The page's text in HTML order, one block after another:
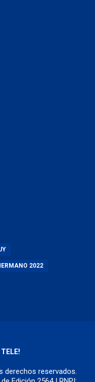
2022
TELE!
derechos reservados.